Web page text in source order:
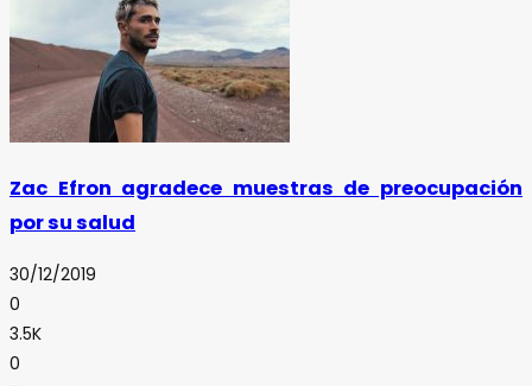
Zac Efron agradece muestras de preocupación
por su salud
30/12/2019
0
3.5K
0